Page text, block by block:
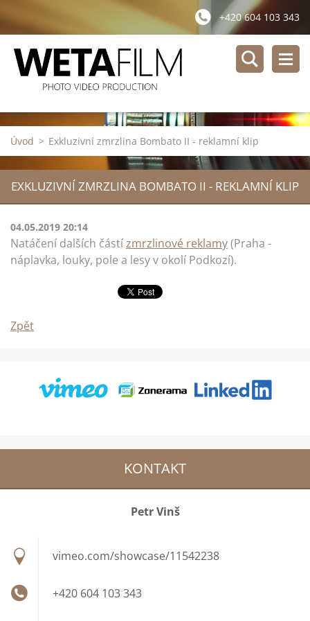
+420 604 103 343
Úvod > Exkluzivní zmrzlina Bombato II - reklamní klip
EXKLUZIVNÍ ZMRZLINA BOMBATO II - REKLAMNÍ KLIP
04.05.2019 20:14
Natáčení dalších částízmrzlinové reklamy(Praha -
náplavka, louky, pole a lesy v okolí Podkozí).
Zpět
KONTAKT
Petr Vinš
vimeo.com/showcase/11542238
+420 604 103 343